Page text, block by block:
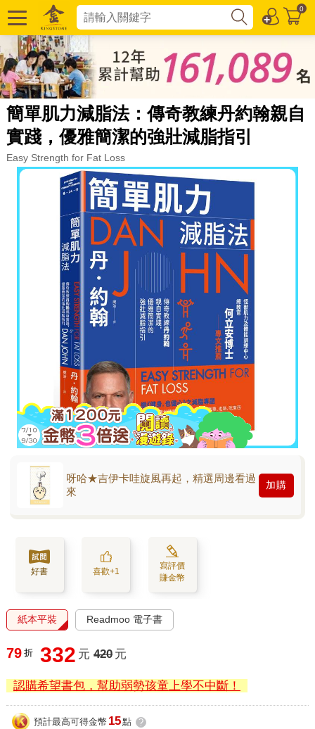
0
簡單肌力減脂法：傳奇教練丹約翰親自
實踐，優雅簡潔的強壯減脂指引
Easy Strength for Fat Loss
呀哈★吉伊卡哇旋風再起，精選周邊看過
來
加購
好書 喜歡+1
寫評價
賺金幣
紙本平裝 Readmoo 電子書
79 折 332 元 420 元
認購希望書包，幫助弱勢孩童上學不中斷！
預計最高可得金幣 15點 ?